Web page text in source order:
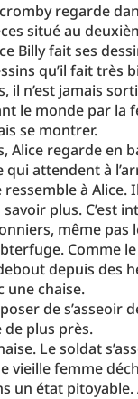
regarde
situé au
Billy fait ses
qu’il fait très
il n’est jamais
le monde par la
se montrer.
Alice regarde en
attendent à
à Alice.
plus. C’est
même pas
Comme
depuis des
une chaise.
de s’asseoir
plus près.
Le soldat
vieille femme
un état